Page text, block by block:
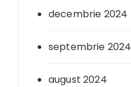
decembrie 2024
septembrie 2024
august 2024